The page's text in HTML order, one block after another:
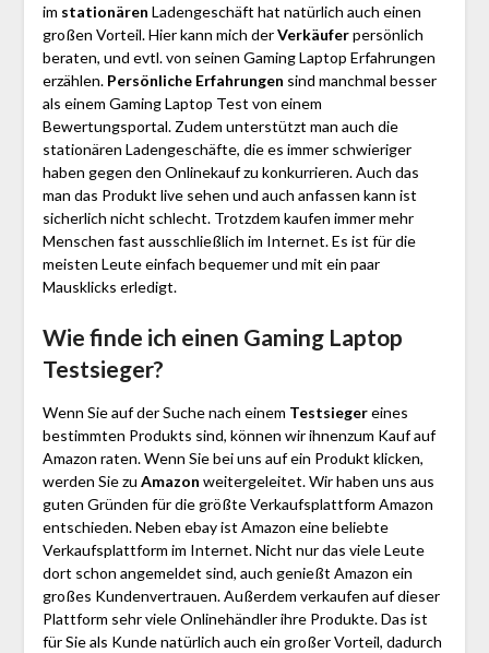
im stationären Ladengeschäft hat natürlich auch einen
großen Vorteil. Hier kann mich derVerkäuferpersönlich
beraten, und evtl. von seinen Gaming Laptop Erfahrungen
erzählen. Persönliche Erfahrungen sind manchmal besser
als einem Gaming Laptop Test von einem
Bewertungsportal. Zudem unterstützt man auch die
stationären Ladengeschäfte, die es immer schwieriger
haben gegen den Onlinekauf zu konkurrieren. Auch das
man das Produkt live sehen und auch anfassen kann ist
sicherlich nicht schlecht. Trotzdem kaufen immer mehr
Menschen fast ausschließlich im Internet. Es ist für die
meisten Leute einfach bequemer und mit ein paar
Mausklicks erledigt.
Wie finde ich einen Gaming Laptop
Testsieger?
Wenn Sie auf der Suche nach einem Testsiegereines
bestimmten Produkts sind, können wir ihnenzum Kauf auf
Amazon raten. Wenn Sie bei uns auf ein Produkt klicken,
werden Sie zu Amazon weitergeleitet. Wir haben uns aus
guten Gründen für die größte Verkaufsplattform Amazon
entschieden. Neben ebay ist Amazon eine beliebte
Verkaufsplattform im Internet. Nicht nur das viele Leute
dort schon angemeldet sind, auch genießt Amazon ein
großes Kundenvertrauen. Außerdem verkaufen auf dieser
Plattform sehr viele Onlinehändler ihre Produkte. Das ist
für Sie als Kunde natürlich auch ein großer Vorteil, dadurch